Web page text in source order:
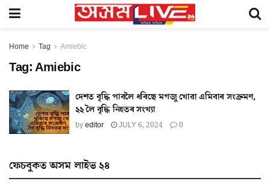
Home Tag Amiebic
Tag:Amiebic
দেশত বৃদ্ধি পাবলৈ ধৰিছে মগজু খোৱা এমিবাৰ সংক্ৰমণ,
২২ লৈ বৃদ্ধি নিহতৰ সংখ্যা
byeditor JULY 6, 2024 0
ফেচবুকত অসম লাইভ ২৪